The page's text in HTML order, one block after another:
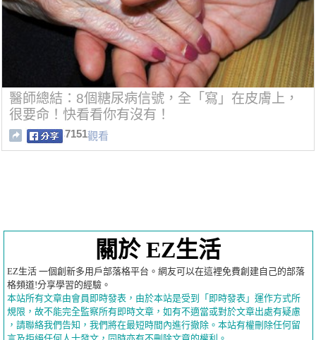
醫師總結：8個糖尿病信號，全「寫」在皮膚上，
很要命！快看看你有沒有！
7151觀看
關於 EZ生活
EZ生活 一個創新多用戶部落格平台。網友可以在這裡免費創建自己的部落
格頻道!分享學習的經驗。
本站所有文章由會員即時發表，由於本站是受到「即時發表」運作方式所
規限，故不能完全監察所有即時文章，如有不適當或對於文章出處有疑慮
，請聯絡我們告知，我們將在最短時間內進行撤除。本站有權刪除任何留